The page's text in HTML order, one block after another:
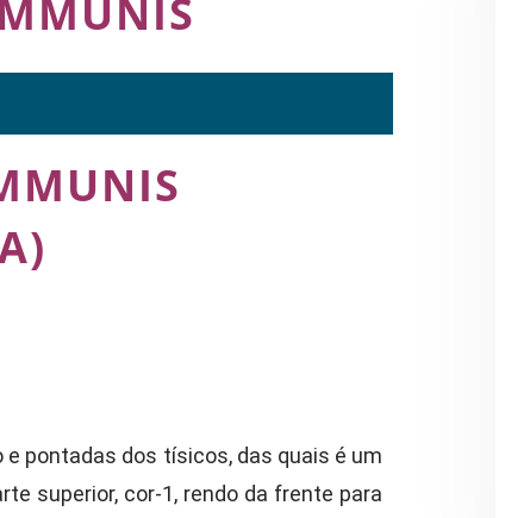
pontadas dos tísicos, das quais é um
superior, cor-1, rendo da frente para